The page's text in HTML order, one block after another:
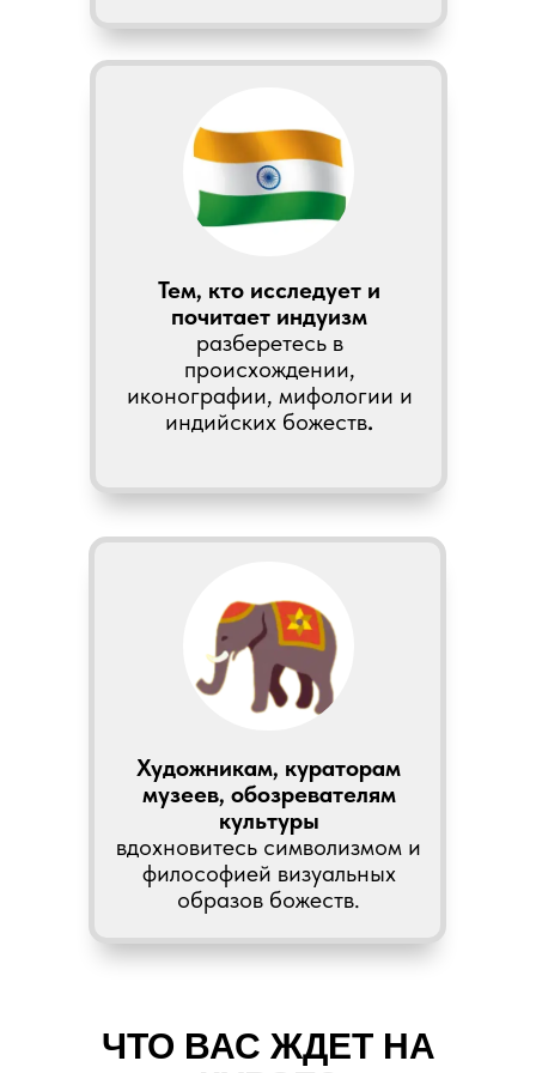
Тем, кто исследует и
почитает индуизм
разберетесь в
происхождении,
иконографии, мифологии и
индийских божеств.
Художникам, кураторам
музеев, обозревателям
культуры
вдохновитесь символизмом и
философией визуальных
образов божеств.
ЧТО ВАС ЖДЕТ НА